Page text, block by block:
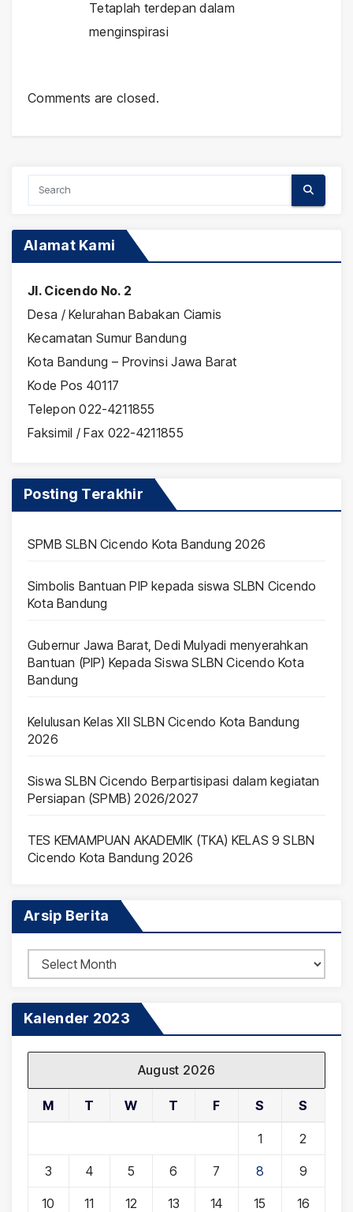
Tetaplah terdepan dalam
menginspirasi
Comments are closed.
Alamat Kami
Jl. Cicendo No. 2
Desa / Kelurahan Babakan Ciamis
Kecamatan Sumur Bandung
Kota Bandung – Provinsi Jawa Barat
Kode Pos 40117
Telepon 022-4211855
Faksimil / Fax 022-4211855
Posting Terakhir
SPMB SLBN Cicendo Kota Bandung 2026
Simbolis Bantuan PIP kepada siswa SLBN Cicendo
Kota Bandung
Gubernur Jawa Barat, Dedi Mulyadi menyerahkan
Bantuan (PIP) Kepada Siswa SLBN Cicendo Kota
Bandung
Kelulusan Kelas XII SLBN Cicendo Kota Bandung
2026
Siswa SLBN Cicendo Berpartisipasi dalam kegiatan
Persiapan (SPMB) 2026/2027
TES KEMAMPUAN AKADEMIK (TKA) KELAS 9 SLBN
Cicendo Kota Bandung 2026
Arsip Berita
Arsip
Berita
Kalender 2023
August 2026
M T W T F S S
1 2
3 4 5 6 7 8 9
10 11 12 13 14 15 16